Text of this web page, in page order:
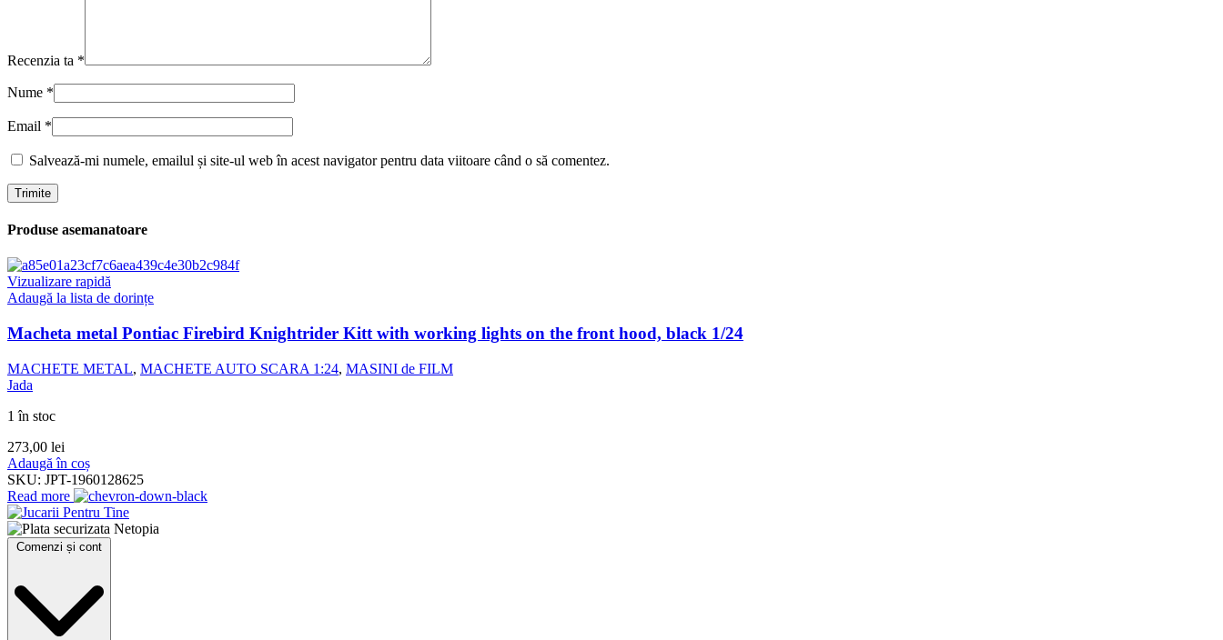
Recenzia ta *
Nume *
Email *
Salvează-mi numele, emailul și site-ul web în acest navigator pentru data viitoare când o să comentez.
Produse asemanatoare
Vizualizare rapidă
Adaugă la lista de dorințe
Macheta metal Pontiac Firebird Knightrider Kitt with working lights on the front hood, black 1/24
MACHETE METAL, MACHETE AUTO SCARA 1:24, MASINI de FILM
Jada
1 în stoc
273,00 lei
Adaugă în coș
SKU: JPT-1960128625
Read more
Comenzi și cont